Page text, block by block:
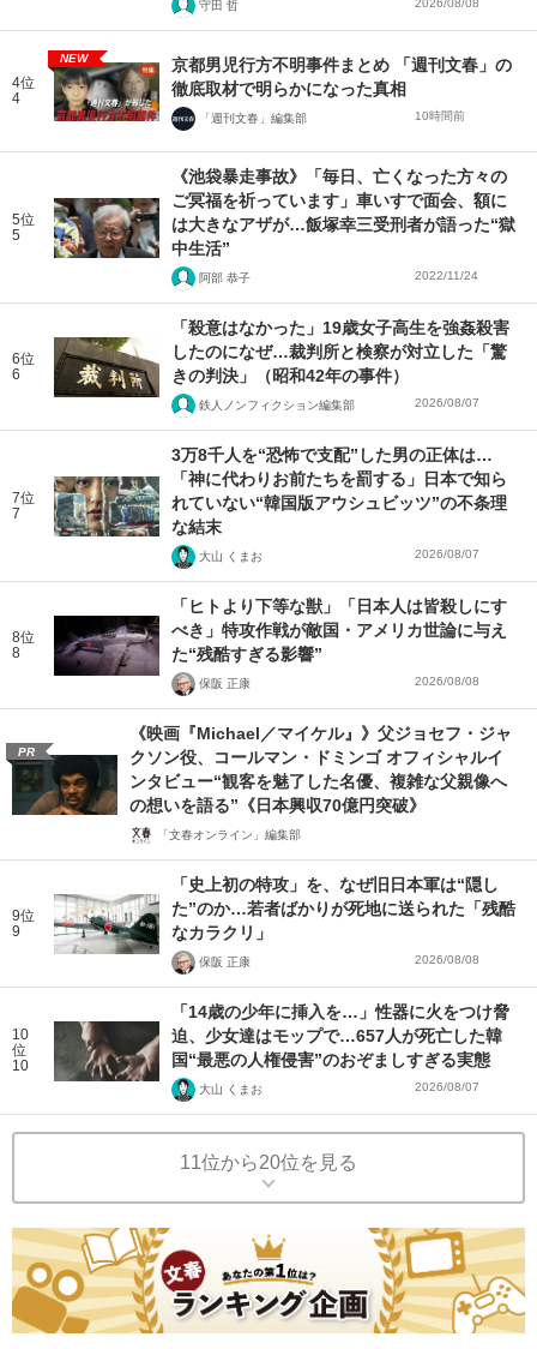
守田 哲 2026/08/08
4位
4
NEW
京都男児行方不明事件まとめ 「週刊文春」の
徹底取材で明らかになった真相
「週刊文春」編集部 10時間前
5位
5
《池袋暴走事故》「毎日、亡くなった方々の
ご冥福を祈っています」車いすで面会、額に
は大きなアザが…飯塚幸三受刑者が語った“獄
中生活”
阿部 恭子 2022/11/24
6位
6
「殺意はなかった」19歳女子高生を強姦殺害
したのになぜ…裁判所と検察が対立した「驚
きの判決」（昭和42年の事件）
鉄人ノンフィクション編集部 2026/08/07
7位
7
3万8千人を“恐怖で支配”した男の正体は…
「神に代わりお前たちを罰する」日本で知ら
れていない“韓国版アウシュビッツ”の不条理
な結末
大山 くまお 2026/08/07
8位
8
「ヒトより下等な獣」「日本人は皆殺しにす
べき」特攻作戦が敵国・アメリカ世論に与え
た“残酷すぎる影響”
保阪 正康 2026/08/08
PR
《映画『Michael／マイケル』》父ジョセフ・ジャ
クソン役、コールマン・ドミンゴ オフィシャルイ
ンタビュー“観客を魅了した名優、複雑な父親像へ
の想いを語る”《日本興収70億円突破》
「文春オンライン」編集部
9位
9
「史上初の特攻」を、なぜ旧日本軍は“隠し
た”のか…若者ばかりが死地に送られた「残酷
なカラクリ」
保阪 正康 2026/08/08
10
位
10
「14歳の少年に挿入を…」性器に火をつけ脅
迫、少女達はモップで…657人が死亡した韓
国“最悪の人権侵害”のおぞましすぎる実態
大山 くまお 2026/08/07
11位から20位を見る